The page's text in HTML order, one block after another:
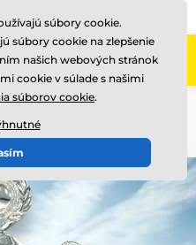
+421220255160
súbory cookie.
súbory cookie na zlepšenie
našich webových stránok
cookie v súlade s našimi
súborov cookie.